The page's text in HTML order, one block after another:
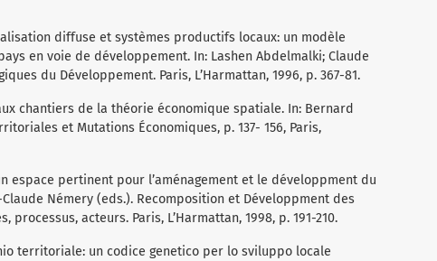
diffuse et systèmes productifs locaux: un modèle
en voie de développement. In: Lashen Abdelmalki; Claude
du Développement. Paris, L’Harmattan, 1996, p. 367-81.
chantiers de la théorie économique spatiale. In: Bernard
et Mutations Économiques, p. 137- 156, Paris,
espace pertinent pour l’aménagement et le développment du
Némery (eds.). Recomposition et Développment des
processus, acteurs. Paris, L’Harmattan, 1998, p. 191-210.
territoriale: un codice genetico per lo sviluppo locale